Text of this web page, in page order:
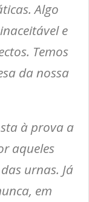
Algo
e
Temos
da nossa
à prova a
aqueles
urnas. Já
em